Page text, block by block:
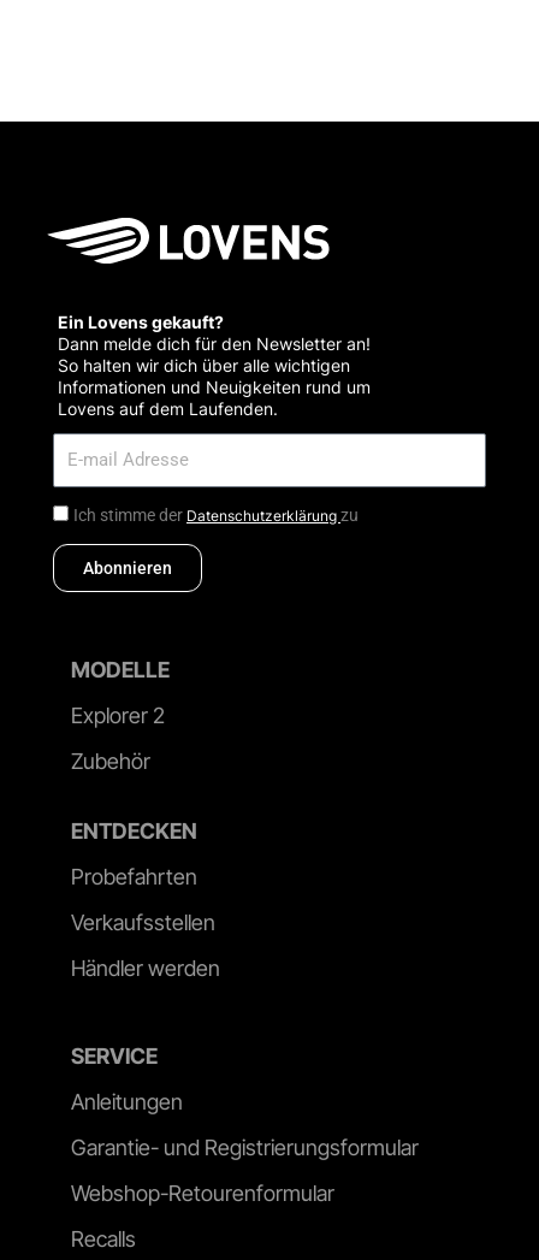
Ein Lovens gekauft?
Dann melde dich für den Newsletter an!
So halten wir dich über alle wichtigen
Informationen und Neuigkeiten rund um
Lovens auf dem Laufenden.
Ich stimme der Datenschutzerklärung zu
Abonnieren
MODELLE
Explorer 2
Zubehör
ENTDECKEN
Probefahrten
Verkaufsstellen
Händler werden
SERVICE
Anleitungen
Garantie- und Registrierungsformular
Webshop-Retourenformular
Recalls